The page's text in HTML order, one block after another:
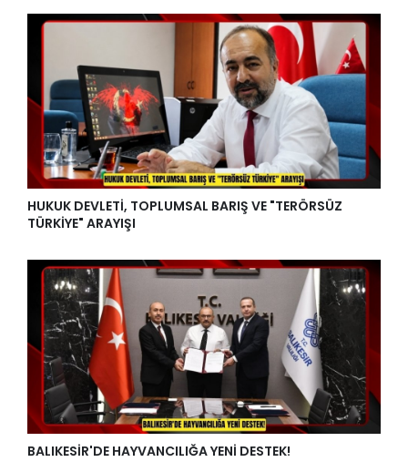
HUKUK DEVLETİ, TOPLUMSAL BARIŞ VE "TERÖRSÜZ
TÜRKİYE" ARAYIŞI
BALIKESİR'DE HAYVANCILIĞA YENİ DESTEK!